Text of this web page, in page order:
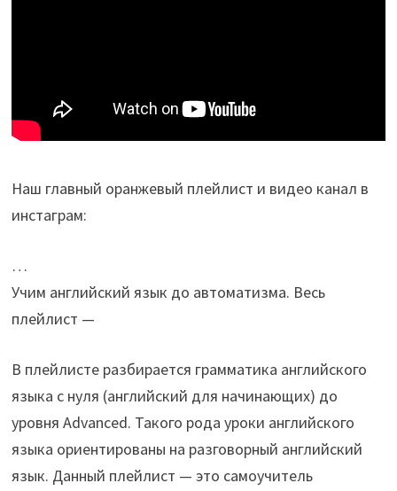
Наш главный оранжевый плейлист и видео канал в
инстаграм:
…
Учим английский язык до автоматизма. Весь
плейлист —
В плейлисте разбирается грамматика английского
языка с нуля (английский для начинающих) до
уровня Advanced. Такого рода уроки английского
языка ориентированы на разговорный английский
язык. Данный плейлист — это самоучитель